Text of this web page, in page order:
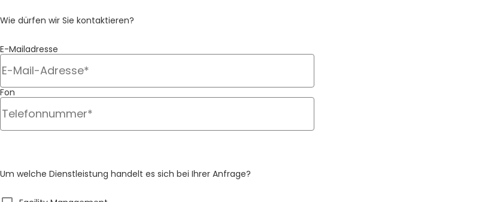
Wie dürfen wir Sie kontaktieren?
container_5020
E-Mailadresse
Fon
Um welche Dienstleistung handelt es sich bei Ihrer Anfrage?